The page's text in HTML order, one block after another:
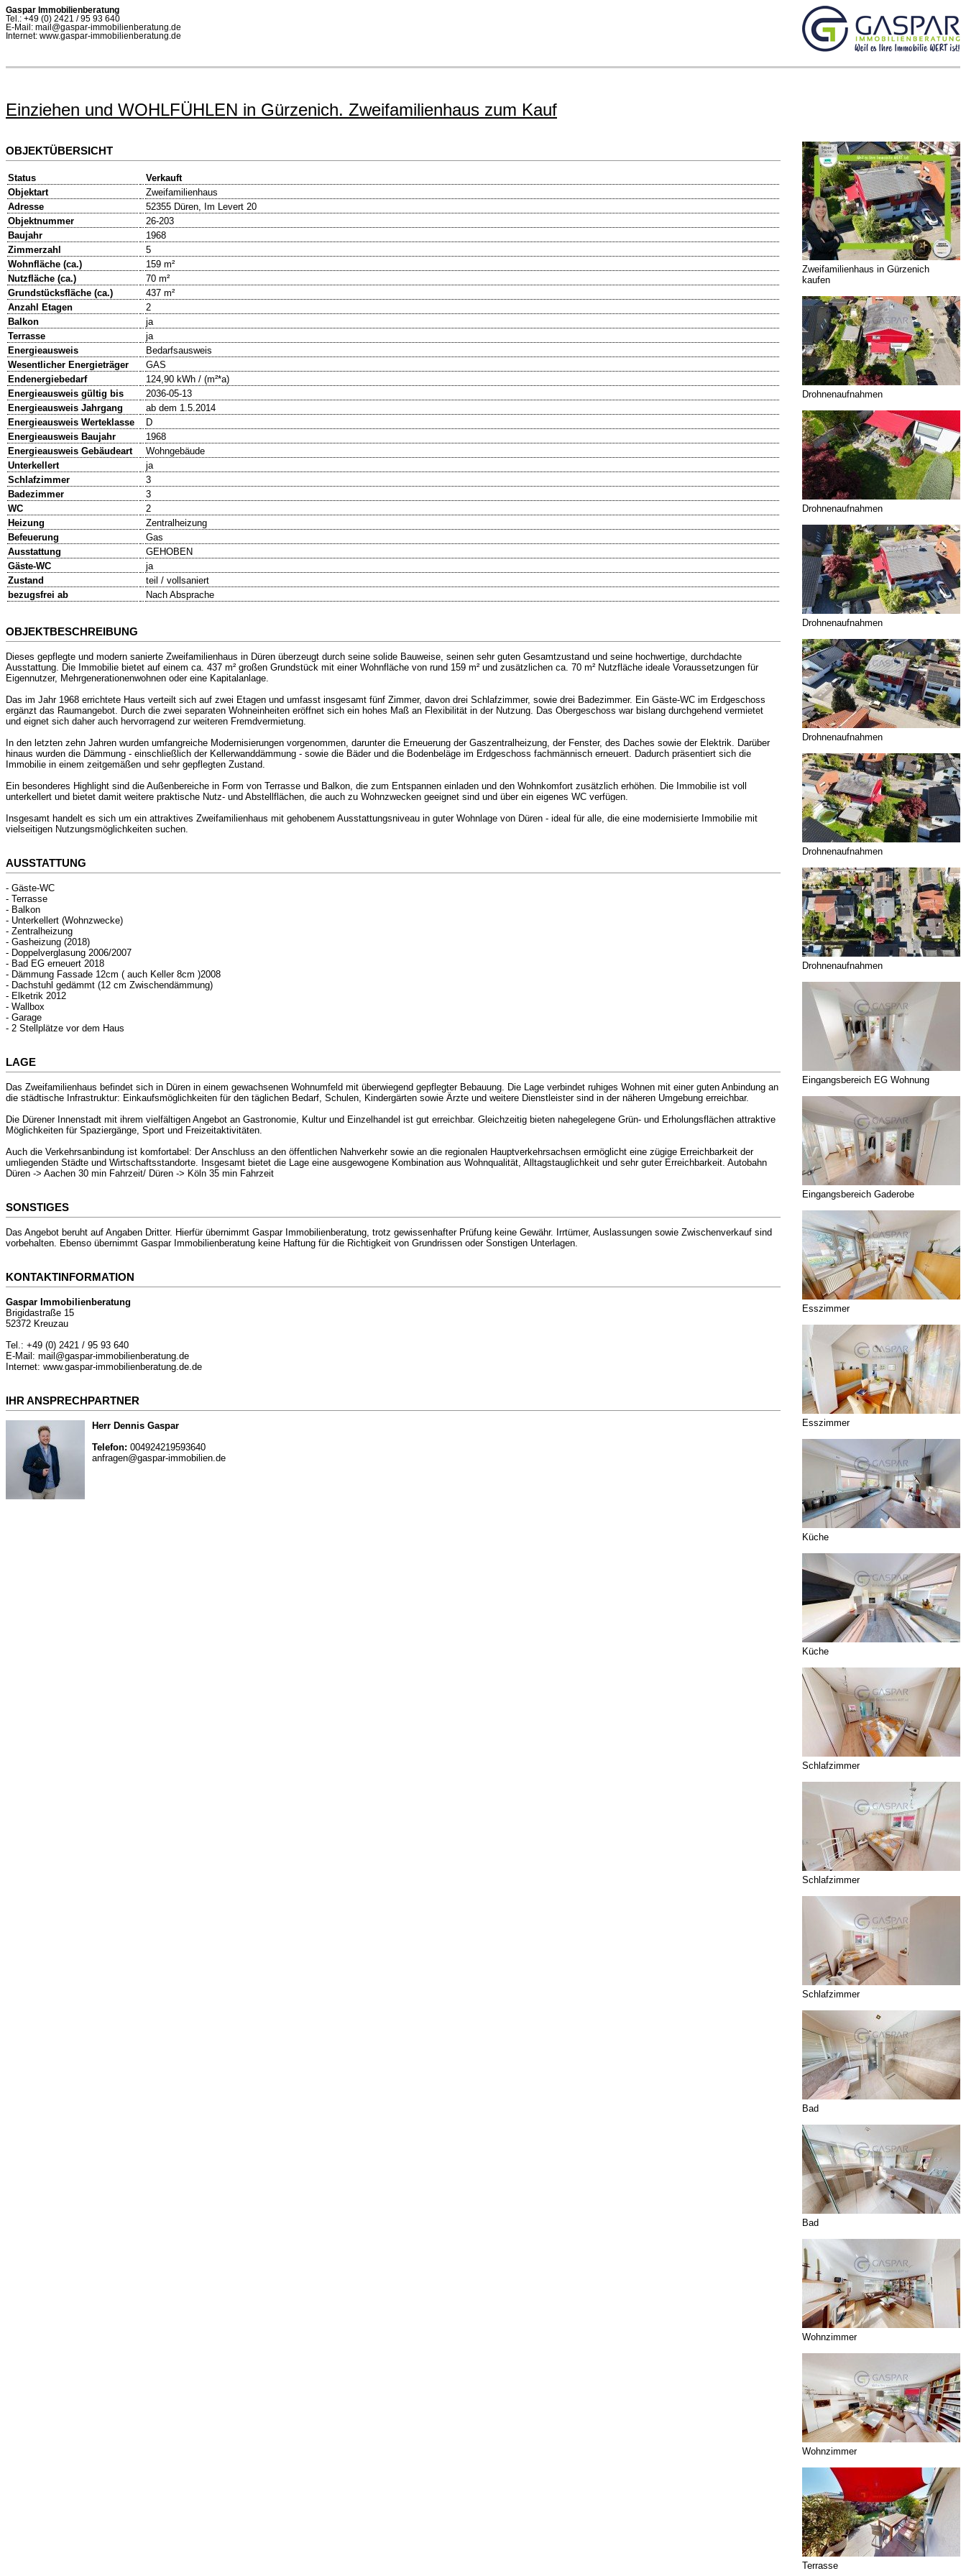
Gaspar Immobilienberatung
Tel.: +49 (0) 2421 / 95 93 640
E-Mail: mail@gaspar-immobilienberatung.de
Internet: www.gaspar-immobilienberatung.de
Einziehen und WOHLFÜHLEN in Gürzenich. Zweifamilienhaus zum Kauf
OBJEKTÜBERSICHT
Status
Verkauft
Objektart
Zweifamilienhaus
Adresse
52355 Düren, Im Levert 20
Objektnummer
26-203
Baujahr
1968
Zimmerzahl
5
Wohnfläche (ca.)
159 m²
Nutzfläche (ca.)
70 m²
Grundstücksfläche (ca.)
437 m²
Anzahl Etagen
2
Balkon
ja
Terrasse
ja
Energieausweis
Bedarfsausweis
Wesentlicher Energieträger
GAS
Endenergiebedarf
124,90 kWh / (m²*a)
Energieausweis gültig bis
2036-05-13
Energieausweis Jahrgang
ab dem 1.5.2014
Energieausweis Werteklasse
D
Energieausweis Baujahr
1968
Energieausweis Gebäudeart
Wohngebäude
Unterkellert
ja
Schlafzimmer
3
Badezimmer
3
WC
2
Heizung
Zentralheizung
Befeuerung
Gas
Ausstattung
GEHOBEN
Gäste-WC
ja
Zustand
teil / vollsaniert
bezugsfrei ab
Nach Absprache
OBJEKTBESCHREIBUNG
Dieses gepflegte und modern sanierte Zweifamilienhaus in Düren überzeugt durch seine solide Bauweise, seinen sehr guten Gesamtzustand und seine hochwertige, durchdachte
Ausstattung. Die Immobilie bietet auf einem ca. 437 m² großen Grundstück mit einer Wohnfläche von rund 159 m² und zusätzlichen ca. 70 m² Nutzfläche ideale Voraussetzungen für
Eigennutzer, Mehrgenerationenwohnen oder eine Kapitalanlage.
Das im Jahr 1968 errichtete Haus verteilt sich auf zwei Etagen und umfasst insgesamt fünf Zimmer, davon drei Schlafzimmer, sowie drei Badezimmer. Ein Gäste-WC im Erdgeschoss
ergänzt das Raumangebot. Durch die zwei separaten Wohneinheiten eröffnet sich ein hohes Maß an Flexibilität in der Nutzung. Das Obergeschoss war bislang durchgehend vermietet
und eignet sich daher auch hervorragend zur weiteren Fremdvermietung.
In den letzten zehn Jahren wurden umfangreiche Modernisierungen vorgenommen, darunter die Erneuerung der Gaszentralheizung, der Fenster, des Daches sowie der Elektrik. Darüber
hinaus wurden die Dämmung - einschließlich der Kellerwanddämmung - sowie die Bäder und die Bodenbeläge im Erdgeschoss fachmännisch erneuert. Dadurch präsentiert sich die
Immobilie in einem zeitgemäßen und sehr gepflegten Zustand.
Ein besonderes Highlight sind die Außenbereiche in Form von Terrasse und Balkon, die zum Entspannen einladen und den Wohnkomfort zusätzlich erhöhen. Die Immobilie ist voll
unterkellert und bietet damit weitere praktische Nutz- und Abstellflächen, die auch zu Wohnzwecken geeignet sind und über ein eigenes WC verfügen.
Insgesamt handelt es sich um ein attraktives Zweifamilienhaus mit gehobenem Ausstattungsniveau in guter Wohnlage von Düren - ideal für alle, die eine modernisierte Immobilie mit
vielseitigen Nutzungsmöglichkeiten suchen.
AUSSTATTUNG
- Gäste-WC
- Terrasse
- Balkon
- Unterkellert (Wohnzwecke)
- Zentralheizung
- Gasheizung (2018)
- Doppelverglasung 2006/2007
- Bad EG erneuert 2018
- Dämmung Fassade 12cm ( auch Keller 8cm )2008
- Dachstuhl gedämmt (12 cm Zwischendämmung)
- Elketrik 2012
- Wallbox
- Garage
- 2 Stellplätze vor dem Haus
LAGE
Das Zweifamilienhaus befindet sich in Düren in einem gewachsenen Wohnumfeld mit überwiegend gepflegter Bebauung. Die Lage verbindet ruhiges Wohnen mit einer guten Anbindung an
die städtische Infrastruktur: Einkaufsmöglichkeiten für den täglichen Bedarf, Schulen, Kindergärten sowie Ärzte und weitere Dienstleister sind in der näheren Umgebung erreichbar.
Die Dürener Innenstadt mit ihrem vielfältigen Angebot an Gastronomie, Kultur und Einzelhandel ist gut erreichbar. Gleichzeitig bieten nahegelegene Grün- und Erholungsflächen attraktive
Möglichkeiten für Spaziergänge, Sport und Freizeitaktivitäten.
Auch die Verkehrsanbindung ist komfortabel: Der Anschluss an den öffentlichen Nahverkehr sowie an die regionalen Hauptverkehrsachsen ermöglicht eine zügige Erreichbarkeit der
umliegenden Städte und Wirtschaftsstandorte. Insgesamt bietet die Lage eine ausgewogene Kombination aus Wohnqualität, Alltagstauglichkeit und sehr guter Erreichbarkeit. Autobahn
Düren -> Aachen 30 min Fahrzeit/ Düren -> Köln 35 min Fahrzeit
SONSTIGES
Das Angebot beruht auf Angaben Dritter. Hierfür übernimmt Gaspar Immobilienberatung, trotz gewissenhafter Prüfung keine Gewähr. Irrtümer, Auslassungen sowie Zwischenverkauf sind
vorbehalten. Ebenso übernimmt Gaspar Immobilienberatung keine Haftung für die Richtigkeit von Grundrissen oder Sonstigen Unterlagen.
KONTAKTINFORMATION
Gaspar Immobilienberatung
Brigidastraße 15
52372 Kreuzau
Tel.: +49 (0) 2421 / 95 93 640
E-Mail: mail@gaspar-immobilienberatung.de
Internet: www.gaspar-immobilienberatung.de.de
IHR ANSPRECHPARTNER
Herr Dennis Gaspar
Telefon: 004924219593640
anfragen@gaspar-immobilien.de
Zweifamilienhaus in Gürzenich
kaufen
Drohnenaufnahmen
Drohnenaufnahmen
Drohnenaufnahmen
Drohnenaufnahmen
Drohnenaufnahmen
Drohnenaufnahmen
Eingangsbereich EG Wohnung
Eingangsbereich Gaderobe
Esszimmer
Esszimmer
Küche
Küche
Schlafzimmer
Schlafzimmer
Schlafzimmer
Bad
Bad
Wohnzimmer
Wohnzimmer
Terrasse